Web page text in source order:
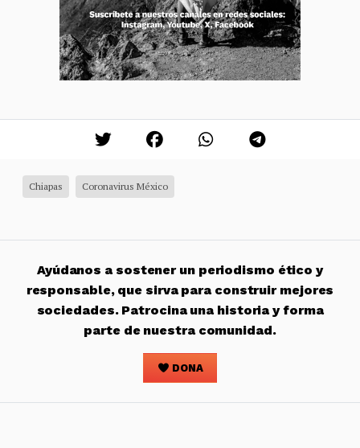
Chiapas Coronavirus México
Ayúdanos a sostener un periodismo ético y
responsable, que sirva para construir mejores
sociedades. Patrocina una historia y forma
parte de nuestra comunidad.
DONA